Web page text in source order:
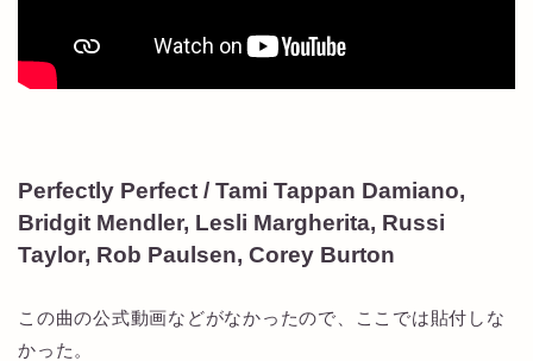
Perfectly Perfect / Tami Tappan Damiano,
Bridgit Mendler, Lesli Margherita, Russi
Taylor, Rob Paulsen, Corey Burton
この曲の公式動画などがなかったので、ここでは貼付しな
かった。